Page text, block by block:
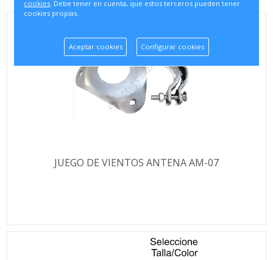
JUEGO DE VIENTOS ANTENA AM-07
cookies. Debe tener en cuenta, que estos terceros pueden tener
cookies propias.
Aceptar cookies Configurar cookies